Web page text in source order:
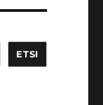
ETSI